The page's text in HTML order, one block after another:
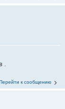
.
к сообщению